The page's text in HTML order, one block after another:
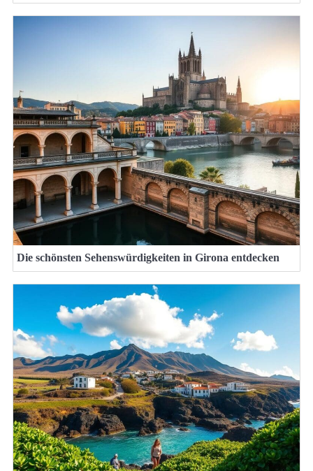
Die schönsten Sehenswürdigkeiten in Girona entdecken